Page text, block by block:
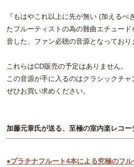
『もはやこれ以上に先が無い (加えるべ
たフルーティストの為の難曲エチュー
音した、ファン必聴の音源となっており
これらはCD販売の予定はありません。
この音源が手に入るのはクラシックチャ
ぜひお買い求めください。
加藤元章氏が送る、至極の室内楽レコー
●プラチナフルート4本による究極のフ